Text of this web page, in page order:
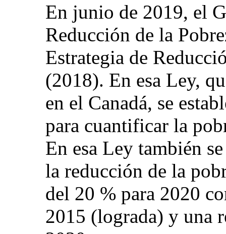
En junio de 2019, el
Reducción de la
Estrategia de
(2018). En esa Ley,
en el Canadá, se
para cuantificar la
En esa Ley también
la reducción de la
del 20 % para 2020
2015 (lograda) y una